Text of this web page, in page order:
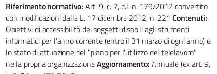
Riferimento normativo: Art. 9, c. 7, d.l. n. 179/2012 convertito
con modificazioni dalla L. 17 dicembre 2012, n. 221 Contenuti:
Obiettivi di accessibilità dei soggetti disabili agli strumenti
informatici per l'anno corrente (entro il 31 marzo di ogni anno) e
lo stato di attuazione del "piano per l'utilizzo del telelavoro"
nella propria organizzazioneAggiornamento: Annuale (ex art. 9,